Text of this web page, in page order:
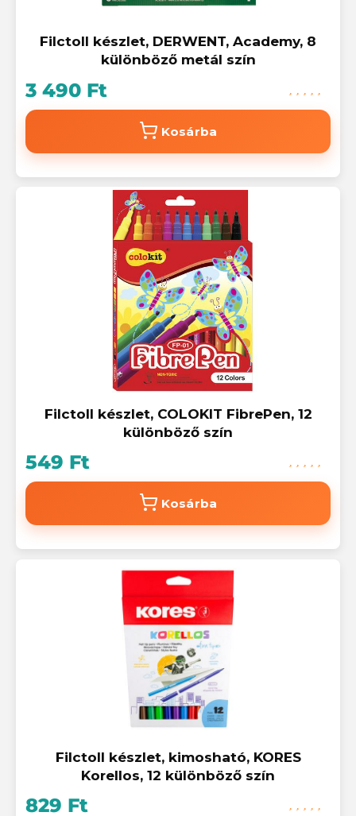
Filctoll készlet, DERWENT, Academy, 8
különböző metál szín
3 490 Ft
Kosárba
Filctoll készlet, COLOKIT FibrePen, 12
különböző szín
549 Ft
Kosárba
Filctoll készlet, kimosható, KORES
Korellos, 12 különböző szín
829 Ft